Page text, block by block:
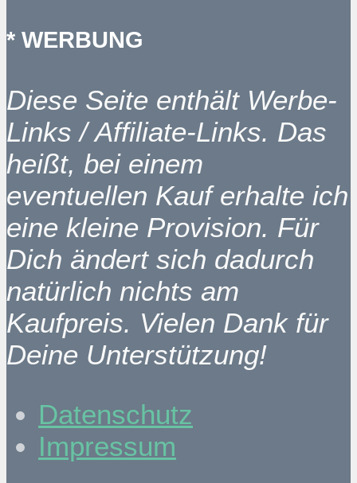
* WERBUNG
Diese Seite enthält Werbe-
Links / Affiliate-Links. Das
heißt, bei einem
eventuellen Kauf erhalte ich
eine kleine Provision. Für
Dich ändert sich dadurch
natürlich nichts am
Kaufpreis. Vielen Dank für
Deine Unterstützung!
Datenschutz
Impressum